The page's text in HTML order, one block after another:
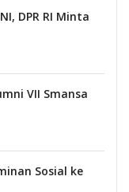
DPR RI Minta
VII Smansa
Sosial ke